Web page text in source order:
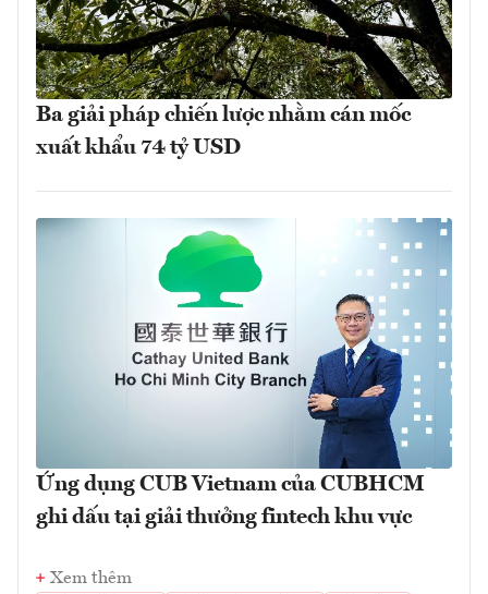
Ba giải pháp chiến lược nhằm cán mốc
xuất khẩu 74 tỷ USD
Ứng dụng CUB Vietnam của CUBHCM
ghi dấu tại giải thưởng fintech khu vực
Xem thêm